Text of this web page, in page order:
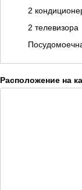
2
2 телевизора
Расположение на